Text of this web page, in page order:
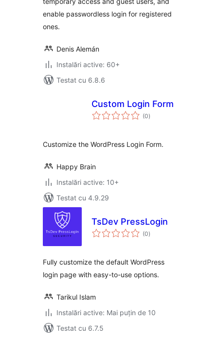
enable passwordless login for registered
ones.
Denis Alemán
Instalări active: 60+
Testat cu 6.8.6
Custom Login Form
(0total
aprecieri
)
Customize the WordPress Login Form.
Happy Brain
Instalări active: 10+
Testat cu 4.9.29
TsDev PressLogin
(0total
aprecieri
)
Fully customize the default WordPress
login page with easy-to-use options.
Tarikul Islam
Instalări active: Mai puțin de 10
Testat cu 6.7.5